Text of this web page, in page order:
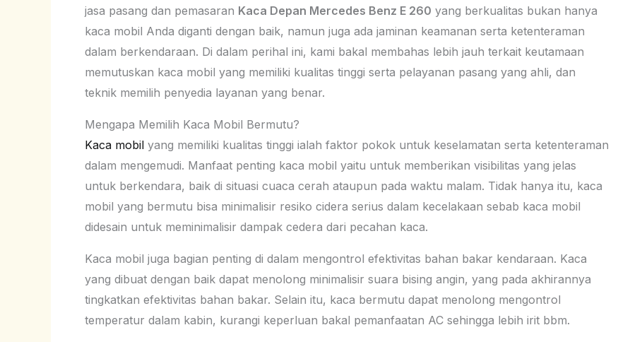
jasa pasang dan pemasaran Kaca Depan Mercedes Benz E 260 yang berkualitas bukan hanya
kaca mobil Anda diganti dengan baik, namun juga ada jaminan keamanan serta ketenteraman
dalam berkendaraan. Di dalam perihal ini, kami bakal membahas lebih jauh terkait keutamaan
memutuskan kaca mobil yang memiliki kualitas tinggi serta pelayanan pasang yang ahli, dan
teknik memilih penyedia layanan yang benar.
Mengapa Memilih Kaca Mobil Bermutu?
Kaca mobil yang memiliki kualitas tinggi ialah faktor pokok untuk keselamatan serta ketenteraman
dalam mengemudi. Manfaat penting kaca mobil yaitu untuk memberikan visibilitas yang jelas
untuk berkendara, baik di situasi cuaca cerah ataupun pada waktu malam. Tidak hanya itu, kaca
mobil yang bermutu bisa minimalisir resiko cidera serius dalam kecelakaan sebab kaca mobil
didesain untuk meminimalisir dampak cedera dari pecahan kaca.
Kaca mobil juga bagian penting di dalam mengontrol efektivitas bahan bakar kendaraan. Kaca
yang dibuat dengan baik dapat menolong minimalisir suara bising angin, yang pada akhirannya
tingkatkan efektivitas bahan bakar. Selain itu, kaca bermutu dapat menolong mengontrol
temperatur dalam kabin, kurangi keperluan bakal pemanfaatan AC sehingga lebih irit bbm.